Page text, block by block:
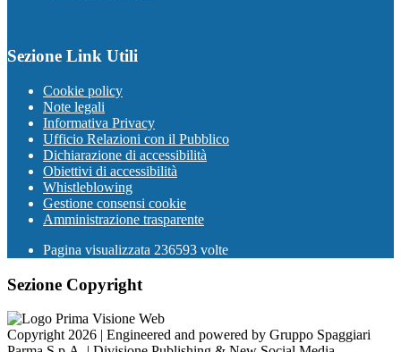
Sezione Link Utili
Cookie policy
Note legali
Informativa Privacy
Ufficio Relazioni con il Pubblico
Dichiarazione di accessibilità
Obiettivi di accessibilità
Whistleblowing
Gestione consensi cookie
Amministrazione trasparente
Pagina visualizzata 236593 volte
Sezione Copyright
Copyright 2026 | Engineered and powered by Gruppo Spaggiari